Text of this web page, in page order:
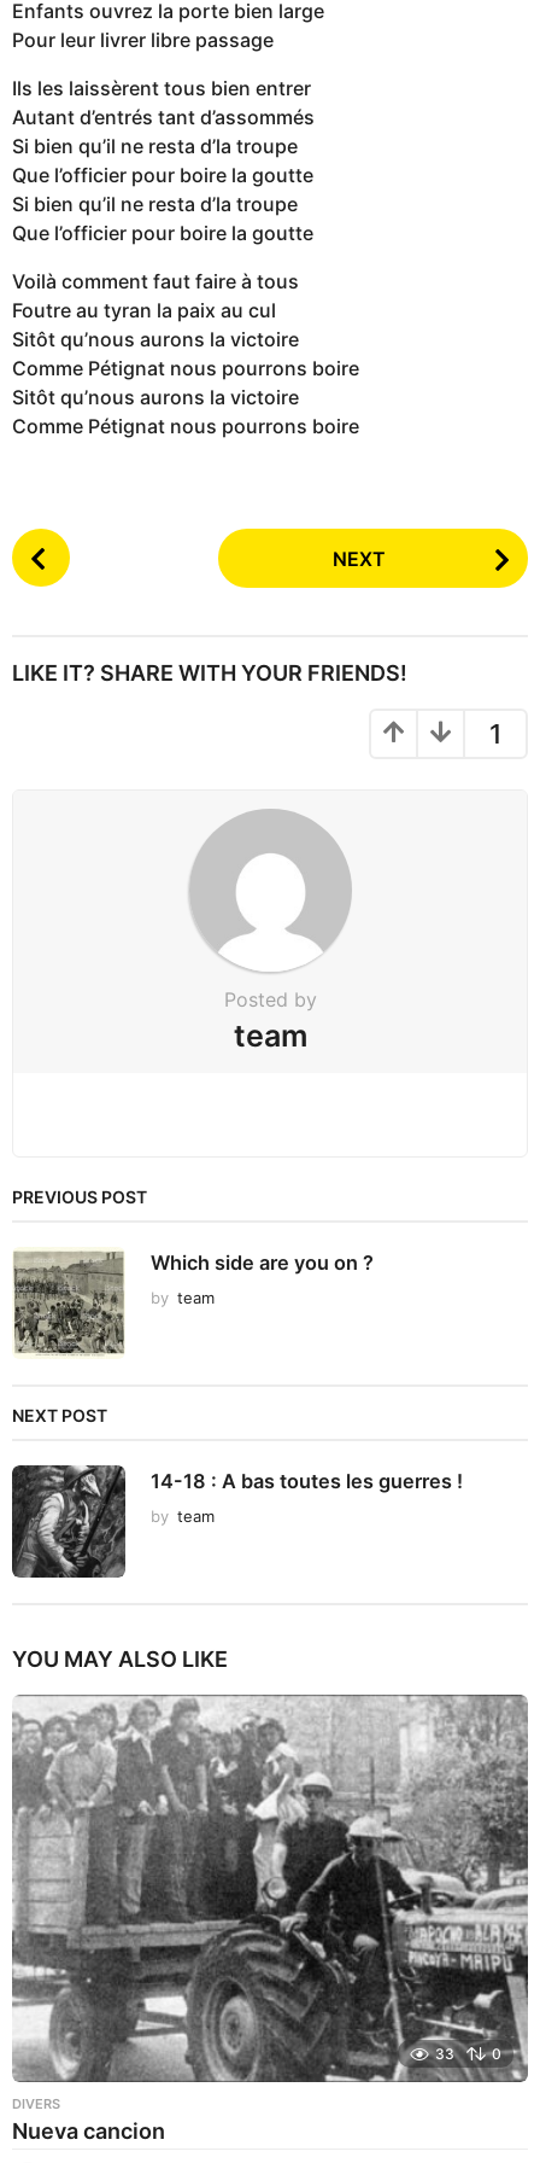
Enfants ouvrez la porte bien large
Pour leur livrer libre passage
Ils les laissèrent tous bien entrer
Autant d’entrés tant d’assommés
Si bien qu’il ne resta d’la troupe
Que l’officier pour boire la goutte
Si bien qu’il ne resta d’la troupe
Que l’officier pour boire la goutte
Voilà comment faut faire à tous
Foutre au tyran la paix au cul
Sitôt qu’nous aurons la victoire
Comme Pétignat nous pourrons boire
Sitôt qu’nous aurons la victoire
Comme Pétignat nous pourrons boire
P
o
P
NEXT
LIKE IT? SHARE WITH YOUR FRIENDS!
1
Posted by
team
PREVIOUS POST
Which side are you on ?
by team
NEXT POST
14-18 : A bas toutes les guerres !
by team
YOU MAY ALSO LIKE
33 0
DIVERS
Nueva cancion